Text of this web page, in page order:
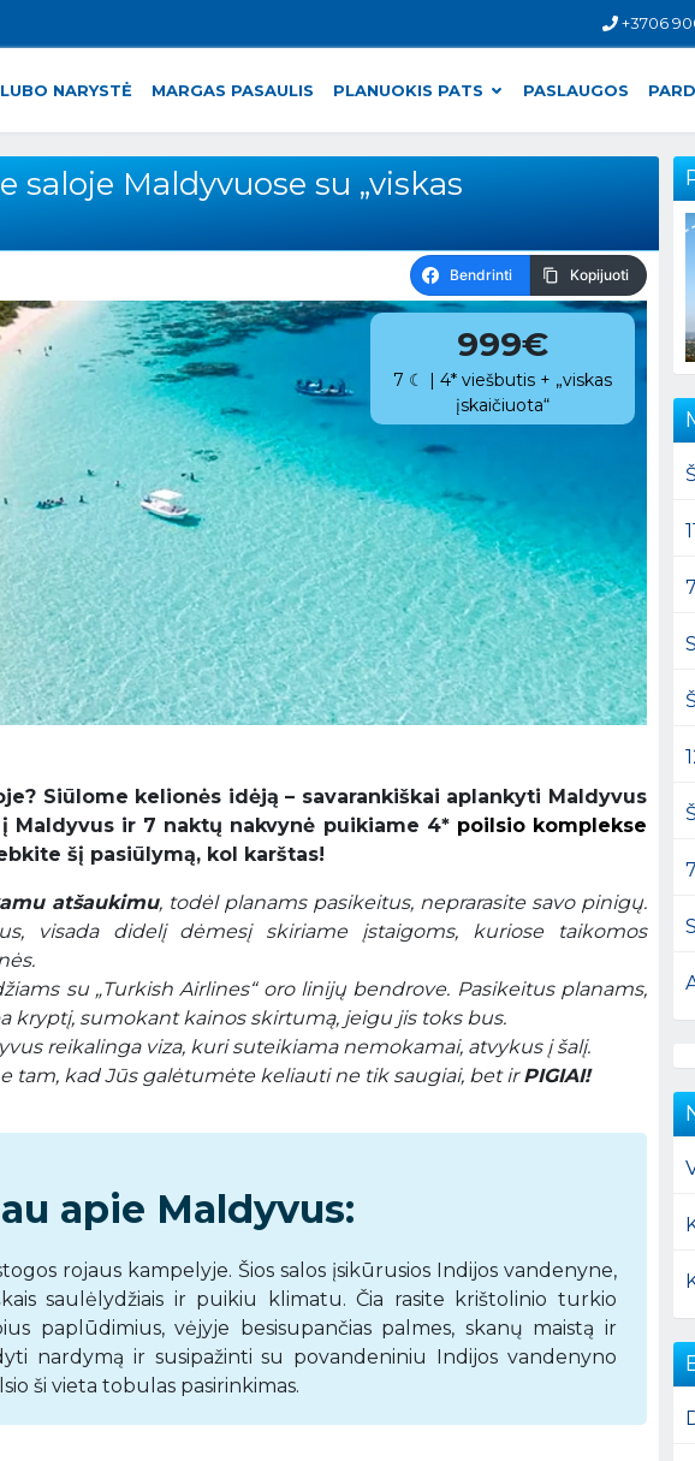
+3706
NARYSTĖ MARGAS PASAULIS PLANUOKIS PATS PASLAUGOS
Maldyvuose su „viskas
Bendrinti Kopijuoti
999€
7 ☾ | 4* viešbutis + „viskas
įskaičiuota“
Siūlome kelionės idėją – savarankiškai aplankyti Maldyvus
Maldyvus ir 7 naktų nakvynė puikiame 4* poilsio komplekse
šį pasiūlymą, kol karštas!
atšaukimu, todėl planams pasikeitus, neprarasite savo pinigų.
visada didelį dėmesį skiriame įstaigoms, kuriose taikomos
su „Turkish Airlines“ oro linijų bendrove. Pasikeitus planams,
kryptį, sumokant kainos skirtumą, jeigu jis toks bus.
reikalinga viza, kuri suteikiama nemokamai, atvykus į šalį.
tam, kad Jūs galėtumėte keliauti ne tik saugiai, bet irPIGIAI!
apie Maldyvus:
rojaus kampelyje. Šios salos įsikūrusios Indijos vandenyne,
saulėlydžiais ir puikiu klimatu. Čia rasite krištolinio turkio
paplūdimius, vėjyje besisupančias palmes, skanų maistą ir
nardymą ir susipažinti su povandeniniu Indijos vandenyno
ši vieta tobulas pasirinkimas.